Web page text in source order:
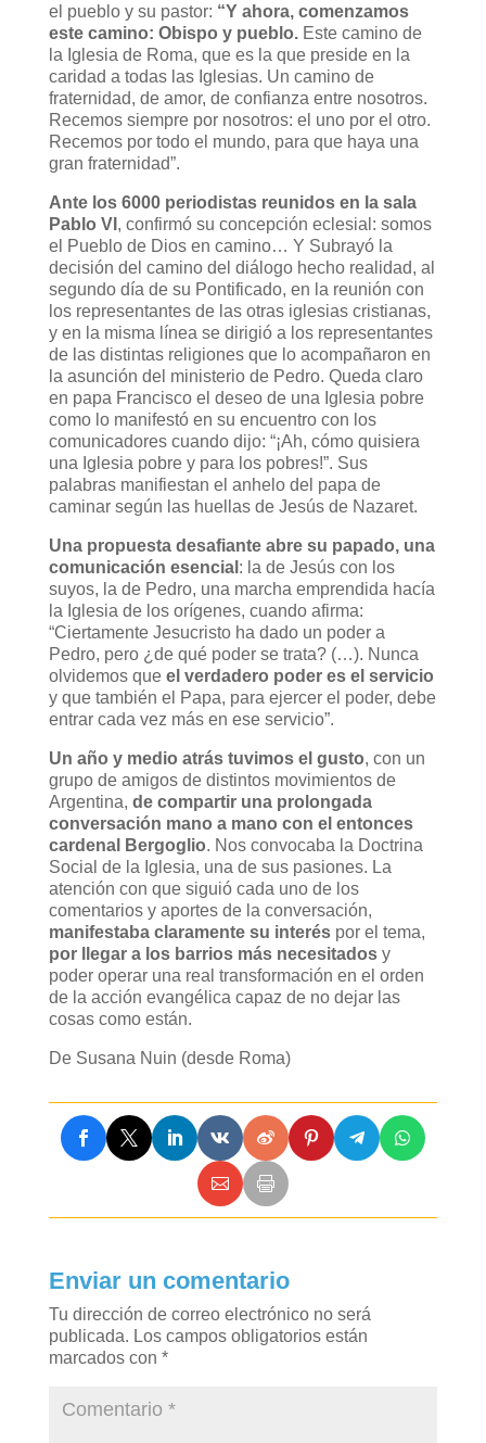
el pueblo y su pastor: “Y ahora, comenzamos
este camino: Obispo y pueblo.Este camino de
la Iglesia de Roma, que es la que preside en la
caridad a todas las Iglesias. Un camino de
fraternidad, de amor, de confianza entre nosotros.
Recemos siempre por nosotros: el uno por el otro.
Recemos por todo el mundo, para que haya una
gran fraternidad”.
Ante los 6000 periodistas reunidos en la sala
Pablo VI , confirmó su concepción eclesial: somos
el Pueblo de Dios en camino… Y Subrayó la
decisión del camino del diálogo hecho realidad, al
segundo día de su Pontificado, en la reunión con
los representantes de las otras iglesias cristianas,
y en la misma línea se dirigió a los representantes
de las distintas religiones que lo acompañaron en
la asunción del ministerio de Pedro. Queda claro
en papa Francisco el deseo de una Iglesia pobre
como lo manifestó en su encuentro con los
comunicadores cuando dijo: “¡Ah, cómo quisiera
una Iglesia pobre y para los pobres!”. Sus
palabras manifiestan el anhelo del papa de
caminar según las huellas de Jesús de Nazaret.
Una propuesta desafiante abre su papado, una
comunicación esencial : la de Jesús con los
suyos, la de Pedro, una marcha emprendida hacía
la Iglesia de los orígenes, cuando afirma:
“Ciertamente Jesucristo ha dado un poder a
Pedro, pero ¿de qué poder se trata? (…). Nunca
olvidemos que el verdadero poder es el servicio
y que también el Papa, para ejercer el poder, debe
entrar cada vez más en ese servicio”.
Un año y medio atrás tuvimos el gusto, con un
grupo de amigos de distintos movimientos de
Argentina, de compartir una prolongada
conversación mano a mano con el entonces
cardenal Bergoglio. Nos convocaba la Doctrina
Social de la Iglesia, una de sus pasiones. La
atención con que siguió cada uno de los
comentarios y aportes de la conversación,
manifestaba claramente su interéspor el tema,
por llegar a los barrios más necesitadosy
poder operar una real transformación en el orden
de la acción evangélica capaz de no dejar las
cosas como están.
De Susana Nuin (desde Roma)
Enviar un comentario
Tu dirección de correo electrónico no será
publicada. Los campos obligatorios están
marcados con *